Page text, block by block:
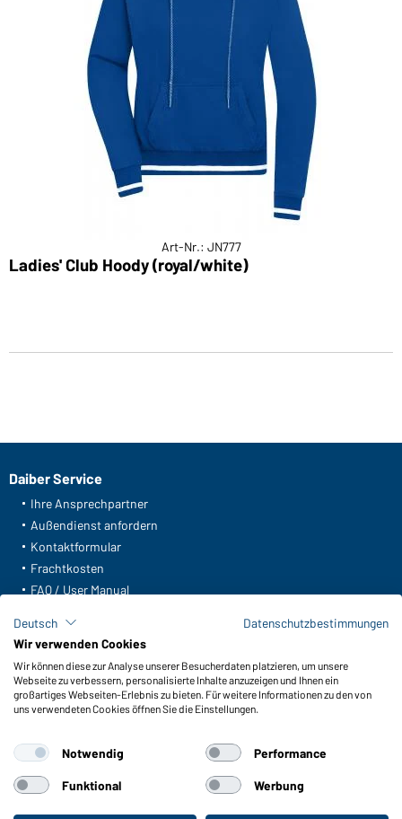
Art-Nr.: JN777
Ladies' Club Hoody (royal/white)
Daiber Service
Ihre Ansprechpartner
Außendienst anfordern
Kontaktformular
Frachtkosten
FAQ / User Manual
Meldeportal nach Hinweisgeberschutz
Funktionen & Pflege
Produkteigenschaften
Pflegehinweise
Farben
Deutsch
Datenschutzbestimmungen
Wir verwenden Cookies
Wir können diese zur Analyse unserer Besucherdaten platzieren, um unsere
Webseite zu verbessern, personalisierte Inhalte anzuzeigen und Ihnen ein
großartiges Webseiten-Erlebnis zu bieten. Für weitere Informationen zu den von
uns verwendeten Cookies öffnen Sie die Einstellungen.
Notwendig Performance
Funktional Werbung